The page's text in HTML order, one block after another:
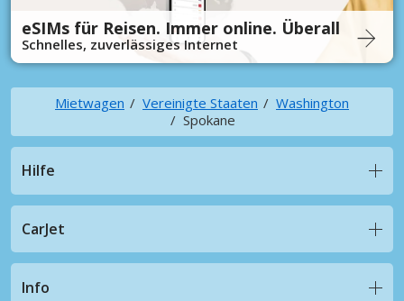
eSIMs für Reisen. Immer online. Überall
Schnelles, zuverlässiges Internet
Mietwagen Vereinigte Staaten
Washington
Spokane
Hilfe
CarJet
Info